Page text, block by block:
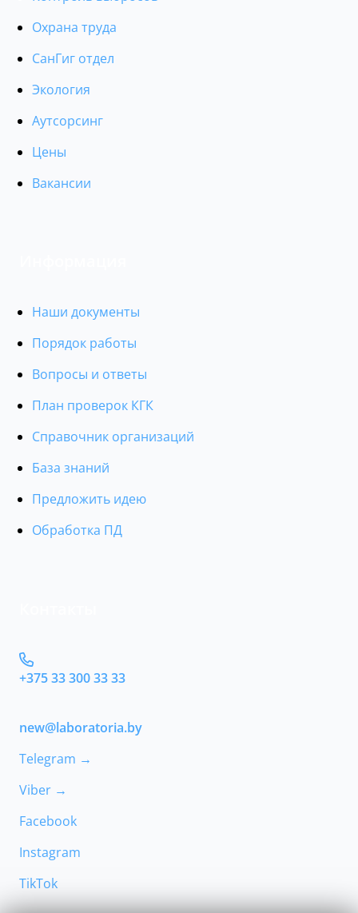
Охрана труда
СанГиг отдел
Экология
Аутсорсинг
Цены
Вакансии
Наши документы
Порядок работы
Вопросы и ответы
План проверок КГК
Справочник организаций
База знаний
Предложить идею
Обработка ПД
+375 33 300 33 33
new@laboratoria.by
Telegram →
Viber →
Facebook
Instagram
TikTok